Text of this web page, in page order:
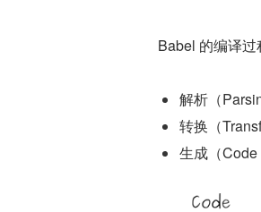
Babel 的编译
解析（
转换（
生成（Code